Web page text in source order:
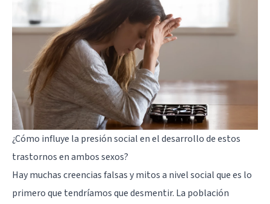
¿Cómo influye la presión social en el desarrollo de estos
trastornos en ambos sexos?
Hay muchas creencias falsas y mitos a nivel social que es lo
primero que tendríamos que desmentir. La población